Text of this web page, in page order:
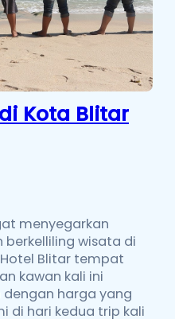
Kota Blitar
menyegarkan
berkelliling wisata di
Blitar tempat
kawan kali ini
harga yang
di hari kedua trip kali